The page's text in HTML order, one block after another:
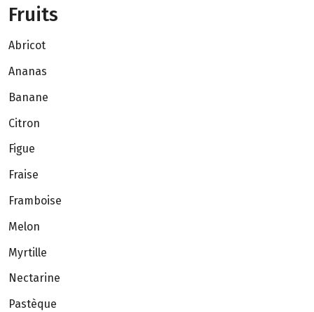
Fruits
Abricot
Ananas
Banane
Citron
Figue
Fraise
Framboise
Melon
Myrtille
Nectarine
Pastèque